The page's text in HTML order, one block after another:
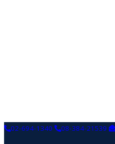
02-694-1340 08-384-21539